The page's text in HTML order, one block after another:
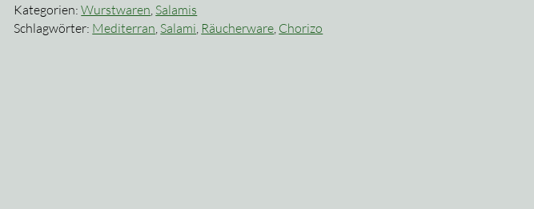
Kategorien:Wurstwaren Salamis
Schlagwörter: Mediterran Salami Räucherware Chorizo